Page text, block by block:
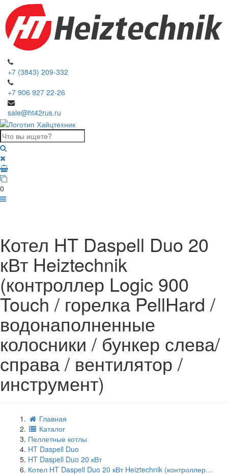
+7 (3843) 209-332
+7 906 927 22-26
sale@ht42rus.ru
0
Котел HT Daspell Duo 20
кВт Heiztechnik
(контроллер Logic 900
Touch / горелка PellHard /
водонаполненные
колосники / бункер слева/
справа / вентилятор /
инструмент)
Главная
Каталог
Пеллетные котлы
HT Daspell Duo
HT Daspell Duo 20 кВт
Котел HT Daspell Duo 20 кВт Heiztechnik (контроллер…